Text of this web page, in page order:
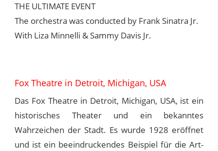
THE ULTIMATE EVENT
The orchestra was conducted by Frank Sinatra Jr.
With Liza Minnelli & Sammy Davis Jr.
Fox Theatre in Detroit, Michigan, USA
Das Fox Theatre in Detroit, Michigan, USA, ist ein
historisches Theater und ein bekanntes
Wahrzeichen der Stadt. Es wurde 1928 eröffnet
und ist ein beeindruckendes Beispiel für die Art-